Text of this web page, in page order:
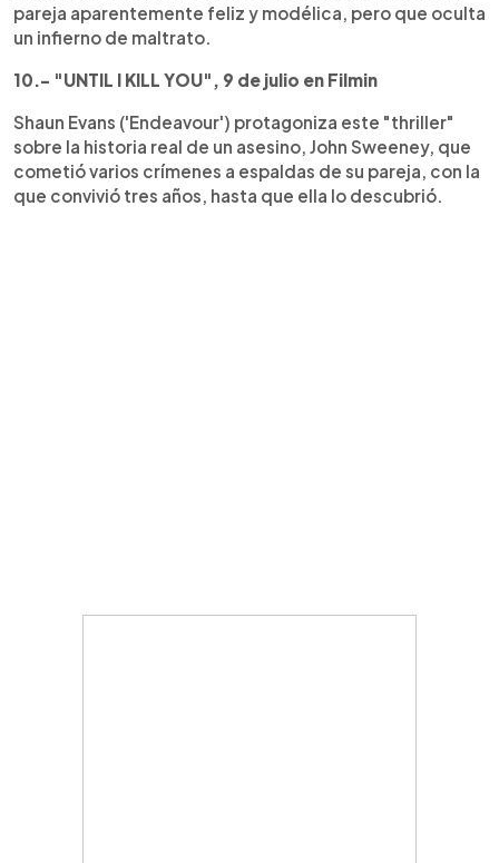
pareja aparentemente feliz y modélica, pero que oculta
un infierno de maltrato.
10.- "UNTIL I KILL YOU", 9 de julio en Filmin
Shaun Evans ('Endeavour') protagoniza este "thriller"
sobre la historia real de un asesino, John Sweeney, que
cometió varios crímenes a espaldas de su pareja, con la
que convivió tres años, hasta que ella lo descubrió.